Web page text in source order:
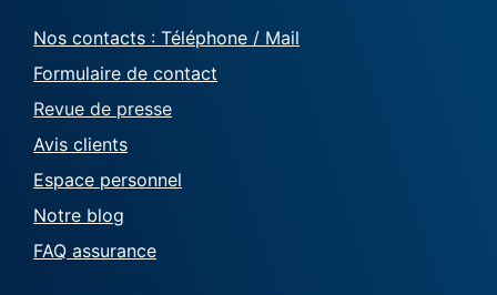
Nos contacts : Téléphone / Mail
Formulaire de contact
Revue de presse
Avis clients
Espace personnel
Notre blog
FAQ assurance